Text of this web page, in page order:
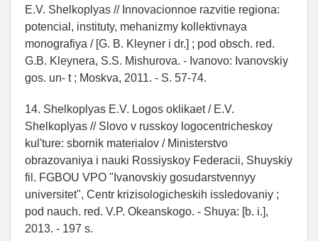
E.V. Shelkoplyas // Innovacionnoe razvitie regiona:
potencial, instituty, mehanizmy kollektivnaya
monografiya / [G. B. Kleyner i dr.] ; pod obsch. red.
G.B. Kleynera, S.S. Mishurova. - Ivanovo: Ivanovskiy
gos. un- t ; Moskva, 2011. - S. 57-74.
14. Shelkoplyas E.V. Logos oklikaet / E.V.
Shelkoplyas // Slovo v russkoy logocentricheskoy
kul'ture: sbornik materialov / Ministerstvo
obrazovaniya i nauki Rossiyskoy Federacii, Shuyskiy
fil. FGBOU VPO "Ivanovskiy gosudarstvennyy
universitet", Centr krizisologicheskih issledovaniy ;
pod nauch. red. V.P. Okeanskogo. - Shuya: [b. i.],
2013. - 197 s.